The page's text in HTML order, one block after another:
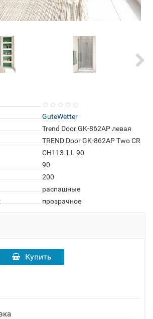
GuteWetter
Trend Door GK-862AP левая
TREND Door GK-862AP Two CR
CH113 1 L 90
90
200
распашные
прозрачное
Купить